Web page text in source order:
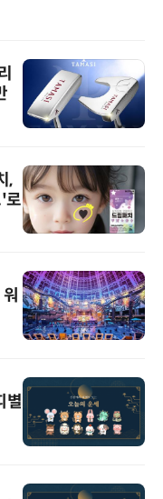
,
로
별